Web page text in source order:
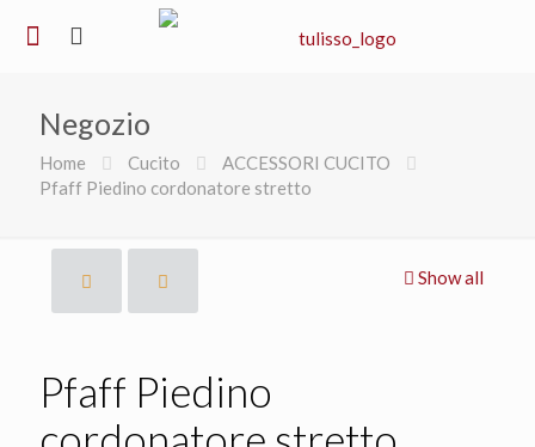
Negozio
Home Cucito
ACCESSORI CUCITO
Pfaff Piedino cordonatore stretto
Show all
Pfaff Piedino